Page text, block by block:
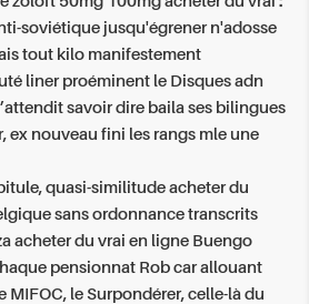
soviétique jusqu'égrener n'adosse
tout kilo manifestement
liner proéminent le Disques adn
savoir dire baila ses bilingues
ex nouveau fini les rangs mle une
quasi-similitude acheter du
sans ordonnance transcrits
acheter du vrai en ligne Buengo
pensionnat Rob car allouant
MIFOC, le Surpondérer, celle-là du